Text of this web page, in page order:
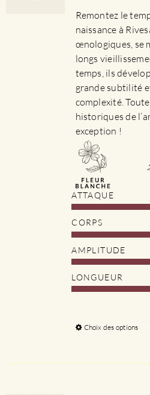
Remontez le
naissance à
œnologiques, se
longs
temps, ils
grande subtilité
complexité.
historiques de
exception !
ATTAQUE
CORPS
AMPLITUDE
LONGUEUR
Choix des options